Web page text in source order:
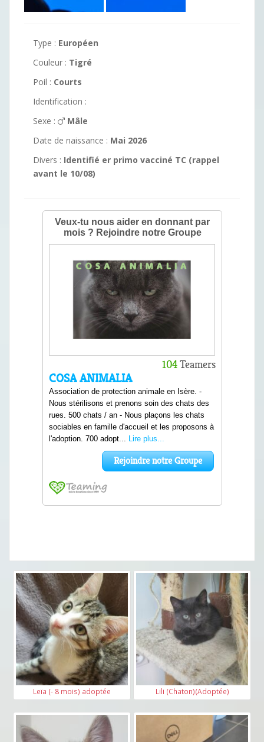
Type : Européen
Couleur : Tigré
Poil : Courts
Identification :
Sexe :
Mâle
Date de naissance : Mai 2026
Divers : Identifié er primo vacciné TC (rappel
avant le 10/08)
Leïa (- 8 mois) adoptée Lili (Chaton)(Adoptée)